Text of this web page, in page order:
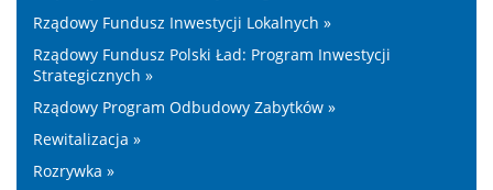
Rządowy Fundusz Inwestycji Lokalnych »
Rządowy Fundusz Polski Ład: Program Inwestycji
Strategicznych »
Rządowy Program Odbudowy Zabytków »
Rewitalizacja »
Rozrywka »